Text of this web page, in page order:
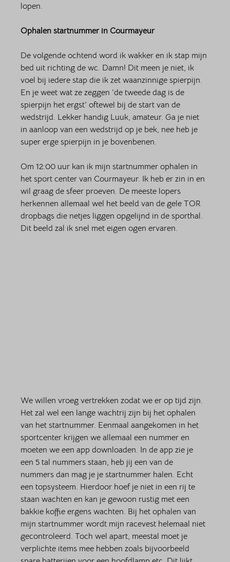
lopen.
Ophalen startnummer in Courmayeur
De volgende ochtend word ik wakker en ik stap mijn
bed uit richting de wc. Damn! Dit meen je niet, ik
voel bij iedere stap die ik zet waanzinnige spierpijn.
En je weet wat ze zeggen ‘de tweede dag is de
spierpijn het ergst’ oftewel bij de start van de
wedstrijd. Lekker handig Luuk, amateur. Ga je niet
in aanloop van een wedstrijd op je bek, nee heb je
super erge spierpijn in je bovenbenen.
Om 12:00 uur kan ik mijn startnummer ophalen in
het sport center van Courmayeur. Ik heb er zin in en
wil graag de sfeer proeven. De meeste lopers
herkennen allemaal wel het beeld van de gele TOR
dropbags die netjes liggen opgelijnd in de sporthal.
Dit beeld zal ik snel met eigen ogen ervaren.
We willen vroeg vertrekken zodat we er op tijd zijn.
Het zal wel een lange wachtrij zijn bij het ophalen
van het startnummer. Eenmaal aangekomen in het
sportcenter krijgen we allemaal een nummer en
moeten we een app downloaden. In de app zie je
een 5 tal nummers staan, heb jij een van de
nummers dan mag je je startnummer halen. Echt
een topsysteem. Hierdoor hoef je niet in een rij te
staan wachten en kan je gewoon rustig met een
bakkie koffie ergens wachten. Bij het ophalen van
mijn startnummer wordt mijn racevest helemaal niet
gecontroleerd. Toch wel apart, meestal moet je
verplichte items mee hebben zoals bijvoorbeeld